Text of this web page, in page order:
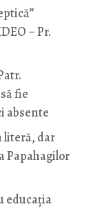
– Pr.
fie
absente
literă, dar
Papahagilor
educaţia